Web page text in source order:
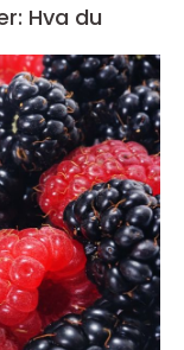
Hva du